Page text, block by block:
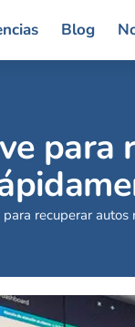
Blog
para
recuperar